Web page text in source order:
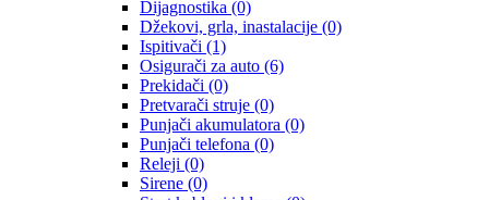
Dijagnostika (0)
Džekovi, grla, inastalacije (0)
Ispitivači (1)
Osigurači za auto (6)
Prekidači (0)
Pretvarači struje (0)
Punjači akumulatora (0)
Punjači telefona (0)
Releji (0)
Sirene (0)